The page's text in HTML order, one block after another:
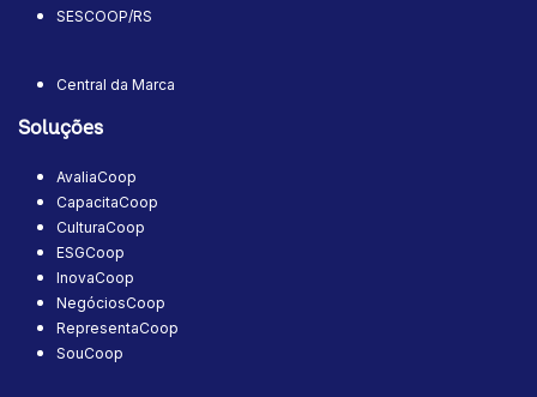
SESCOOP/RS
Central da Marca
Soluções
AvaliaCoop
CapacitaCoop
CulturaCoop
ESGCoop
InovaCoop
NegóciosCoop
RepresentaCoop
SouCoop